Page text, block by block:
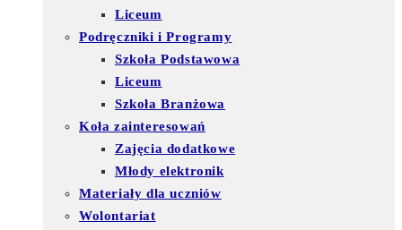
Liceum
Podręczniki i Programy
Szkoła Podstawowa
Liceum
Szkoła Branżowa
Koła zainteresowań
Zajęcia dodatkowe
Młody elektronik
Materiały dla uczniów
Wolontariat